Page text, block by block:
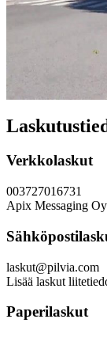
Verkkolaskut
003727016731
Apix Messaging
laskut@pilvia.com
Lisää laskut
Paperilaskut